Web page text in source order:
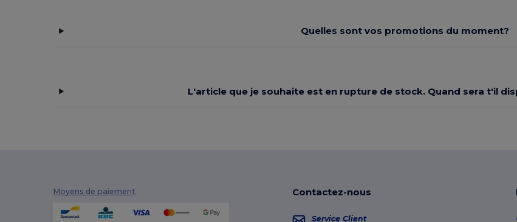
Quelles sont vos promotions du moment?
L'article que je souhaite est en rupture de stock. Quand sera t'il
Moyens de paiement Contactez-nous
Service Client